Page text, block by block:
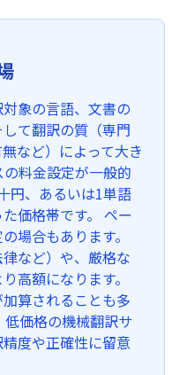
象の言語、文書の
て翻訳の質（専門
など）によって大き
料金設定が一般的
円、あるいは1単語
価格帯です。 ペー
場合もあります。
など）や、厳格な
高額になります。
算されることも多
低価格の機械翻訳サ
度や正確性に留意